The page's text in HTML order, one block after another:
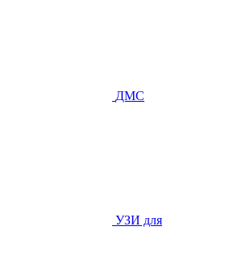
ДМС
УЗИ для